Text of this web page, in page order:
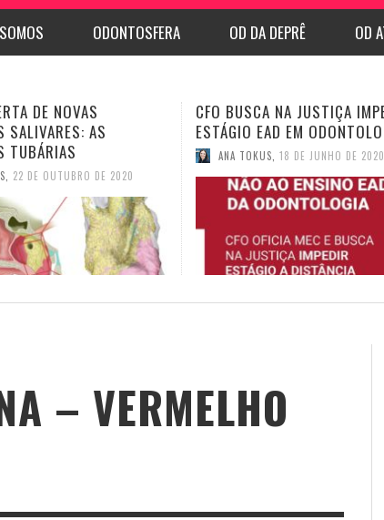
ODONTOSFERA OD DA DEPRÊ OD
JUSTIÇA IMPEDIR
EM ODONTOLOGIA
18 DE JUNHO DE 2020
CFO REGULAMENTA A
TELEODONTOLOGIA
ANA TOKUS 4 DE JUNHO DE 2020
– VERMELHO